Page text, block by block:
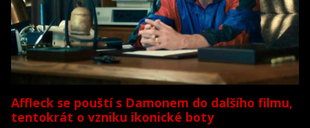
Affleck se pouští s Damonem do dalšího filmu,
tentokrát o vzniku ikonické boty